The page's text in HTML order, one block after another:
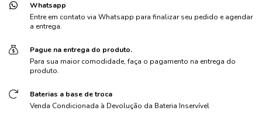
Whatsapp
Entre em contato via Whatsapp para finalizar seu pedido e agendar
a entrega.
Pague na entrega do produto.
Para sua maior comodidade, faça o pagamento na entrega do
produto.
Baterias a base de troca
Venda Condicionada à Devolução da Bateria Inservível